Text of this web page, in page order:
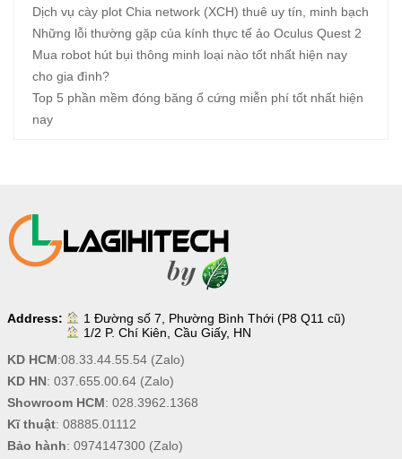
Dịch vụ cày plot Chia network (XCH) thuê uy tín, minh bạch
Những lỗi thường gặp của kính thực tế ảo Oculus Quest 2
Mua robot hút bụi thông minh loại nào tốt nhất hiện nay
cho gia đình?
Top 5 phần mềm đóng băng ổ cứng miễn phí tốt nhất hiện
nay
Address:
1 Đường số 7, Phường Bình Thới (P8 Q11 cũ)
1/2 P. Chí Kiên, Cầu Giấy, HN
KD HCM:08.33.44.55.54(Zalo)
KD HN: 037.655.00.64(Zalo)
Showroom HCM: 028.3962.1368
Kĩ thuật: 08885.01112
Bảo hành: 0974147300(Zalo)